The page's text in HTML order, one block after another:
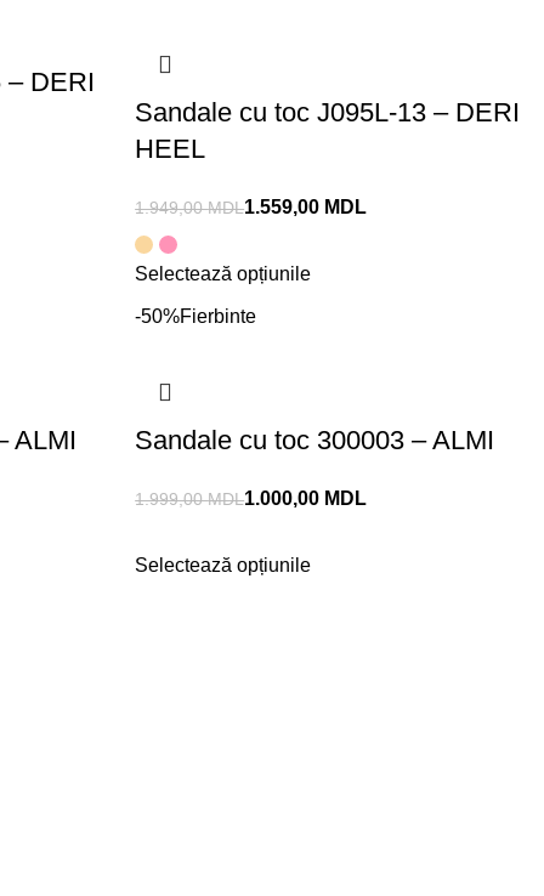
– DERI
Sandale cu toc J095L-13 – DERI
HEEL
1.949,00MDL1.559,00 MDL
Selectează opțiunile
ALMI
-50%Fierbinte
Sandale cu toc 300003 – ALMI
1.999,00MDL1.000,00 MDL
Selectează opțiunile